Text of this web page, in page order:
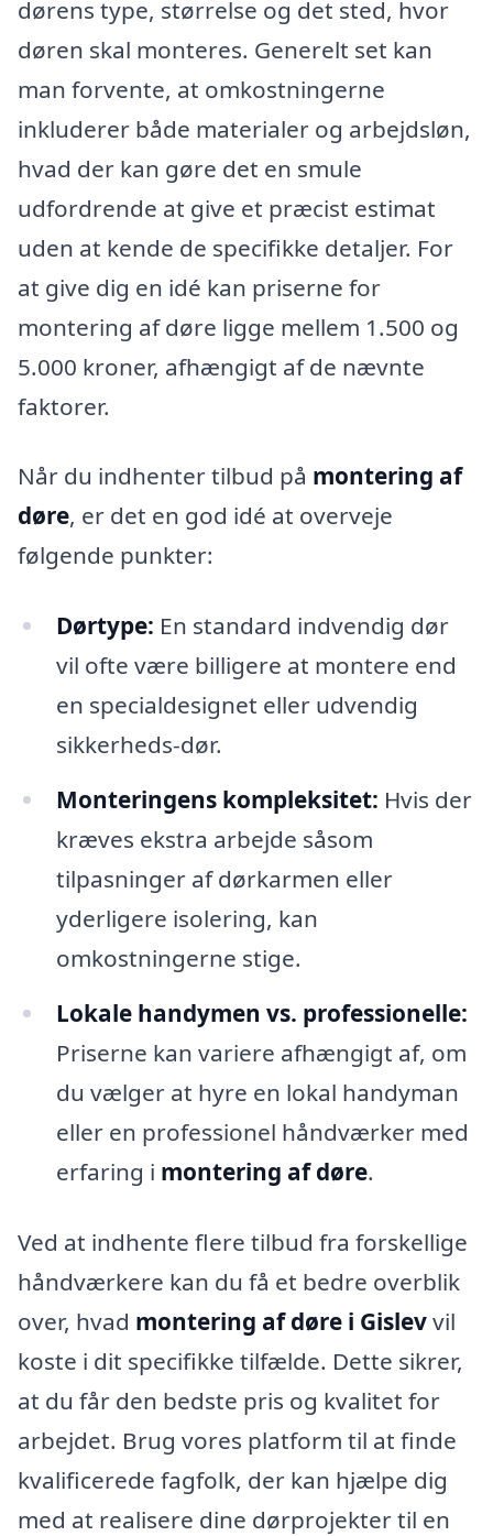
dørens type, størrelse og det sted, hvor
døren skal monteres. Generelt set kan
man forvente, at omkostningerne
inkluderer både materialer og arbejdsløn,
hvad der kan gøre det en smule
udfordrende at give et præcist estimat
uden at kende de specifikke detaljer. For
at give dig en idé kan priserne for
montering af døre ligge mellem 1.500 og
5.000 kroner, afhængigt af de nævnte
faktorer.
Når du indhenter tilbud på montering af
døre, er det en god idé at overveje
følgende punkter:
Dørtype: En standard indvendig dør
vil ofte være billigere at montere end
en specialdesignet eller udvendig
sikkerheds-dør.
Monteringens kompleksitet: Hvis der
kræves ekstra arbejde såsom
tilpasninger af dørkarmen eller
yderligere isolering, kan
omkostningerne stige.
Lokale handymen vs. professionelle:
Priserne kan variere afhængigt af, om
du vælger at hyre en lokal handyman
eller en professionel håndværker med
erfaring i montering af døre.
Ved at indhente flere tilbud fra forskellige
håndværkere kan du få et bedre overblik
over, hvad montering af døre i Gislevvil
koste i dit specifikke tilfælde. Dette sikrer,
at du får den bedste pris og kvalitet for
arbejdet. Brug vores platform til at finde
kvalificerede fagfolk, der kan hjælpe dig
med at realisere dine dørprojekter til en